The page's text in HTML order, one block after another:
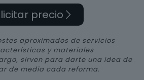
precio
aproximados de servicios
y materiales
sirven para darte una idea de
de media cada reforma.